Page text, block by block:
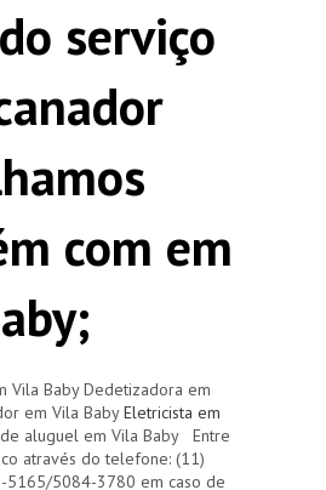
serviço
com em
Vila Baby Dedetizadora em
em Vila BabyEletricista em
aluguel em Vila Baby Entre
através do telefone: (11)
5084-3780 em caso de